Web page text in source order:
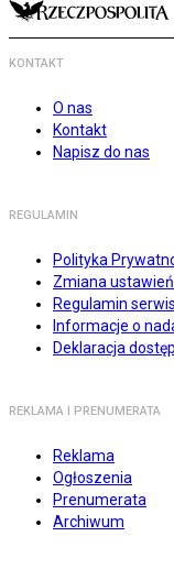
KONTAKT
O nas
Kontakt
Napisz do nas
REGULAMIN
Polityka
Zmiana
Regulamin
Informacje o
Deklaracja
REKLAMA I PRENUMERATA
Reklama
Ogłoszenia
Prenumerata
Archiwum